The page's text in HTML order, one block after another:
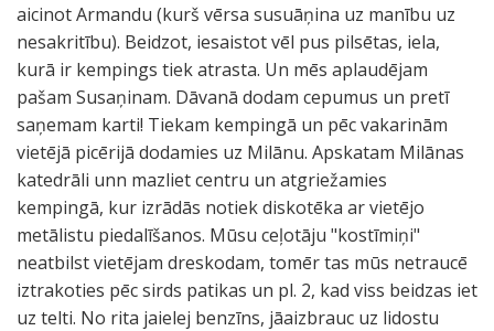
aicinot Armandu (kurš vērsa susuāņina uz manību uz
nesakritību). Beidzot, iesaistot vēl pus pilsētas, iela,
kurā ir kempings tiek atrasta. Un mēs aplaudējam
pašam Susaņinam. Dāvanā dodam cepumus un pretī
saņemam karti! Tiekam kempingā un pēc vakarinām
vietējā picērijā dodamies uz Milānu. Apskatam Milānas
katedrāli unn mazliet centru un atgriežamies
kempingā, kur izrādās notiek diskotēka ar vietējo
metālistu piedalīšanos. Mūsu ceļotāju "kostīmiņi"
neatbilst vietējam dreskodam, tomēr tas mūs netraucē
iztrakoties pēc sirds patikas un pl. 2, kad viss beidzas iet
uz telti. No rita jaielej benzīns, jāaizbrauc uz lidostu